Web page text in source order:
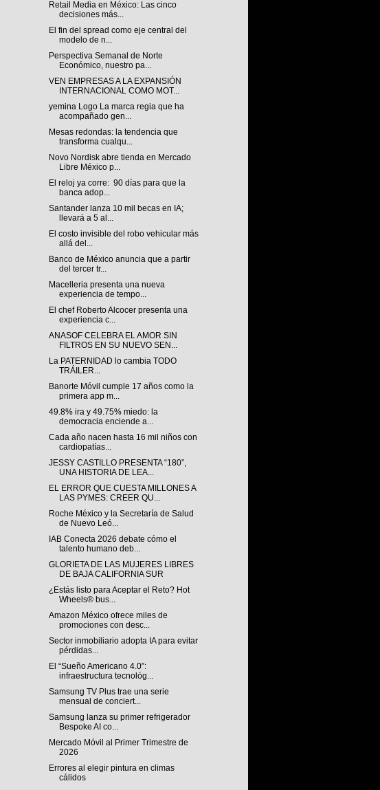
Retail Media en México: Las cinco
decisiones más...
El fin del spread como eje central del
modelo de n...
Perspectiva Semanal de Norte
Económico, nuestro pa...
VEN EMPRESAS A LA EXPANSIÓN
INTERNACIONAL COMO MOT...
yemina Logo La marca regia que ha
acompañado gen...
Mesas redondas: la tendencia que
transforma cualqu...
Novo Nordisk abre tienda en Mercado
Libre México p...
El reloj ya corre: 90 días para que la
banca adop...
Santander lanza 10 mil becas en IA;
llevará a 5 al...
El costo invisible del robo vehicular más
allá del...
Banco de México anuncia que a partir
del tercer tr...
Macelleria presenta una nueva
experiencia de tempo...
El chef Roberto Alcocer presenta una
experiencia c...
ANASOF CELEBRA EL AMOR SIN
FILTROS EN SU NUEVO SEN...
La PATERNIDAD lo cambia TODO
TRÁILER...
Banorte Móvil cumple 17 años como la
primera app m...
49.8% ira y 49.75% miedo: la
democracia enciende a...
Cada año nacen hasta 16 mil niños con
cardiopatías...
JESSY CASTILLO PRESENTA “180”,
UNA HISTORIA DE LEA...
EL ERROR QUE CUESTA MILLONES A
LAS PYMES: CREER QU...
Roche México y la Secretaría de Salud
de Nuevo Leó...
IAB Conecta 2026 debate cómo el
talento humano deb...
GLORIETA DE LAS MUJERES LIBRES
DE BAJA CALIFORNIA SUR
¿Estás listo para Aceptar el Reto? Hot
Wheels® bus...
Amazon México ofrece miles de
promociones con desc...
Sector inmobiliario adopta IA para evitar
pérdidas...
El “Sueño Americano 4.0”:
infraestructura tecnológ...
Samsung TV Plus trae una serie
mensual de conciert...
Samsung lanza su primer refrigerador
Bespoke AI co...
Mercado Móvil al Primer Trimestre de
2026
Errores al elegir pintura en climas
cálidos